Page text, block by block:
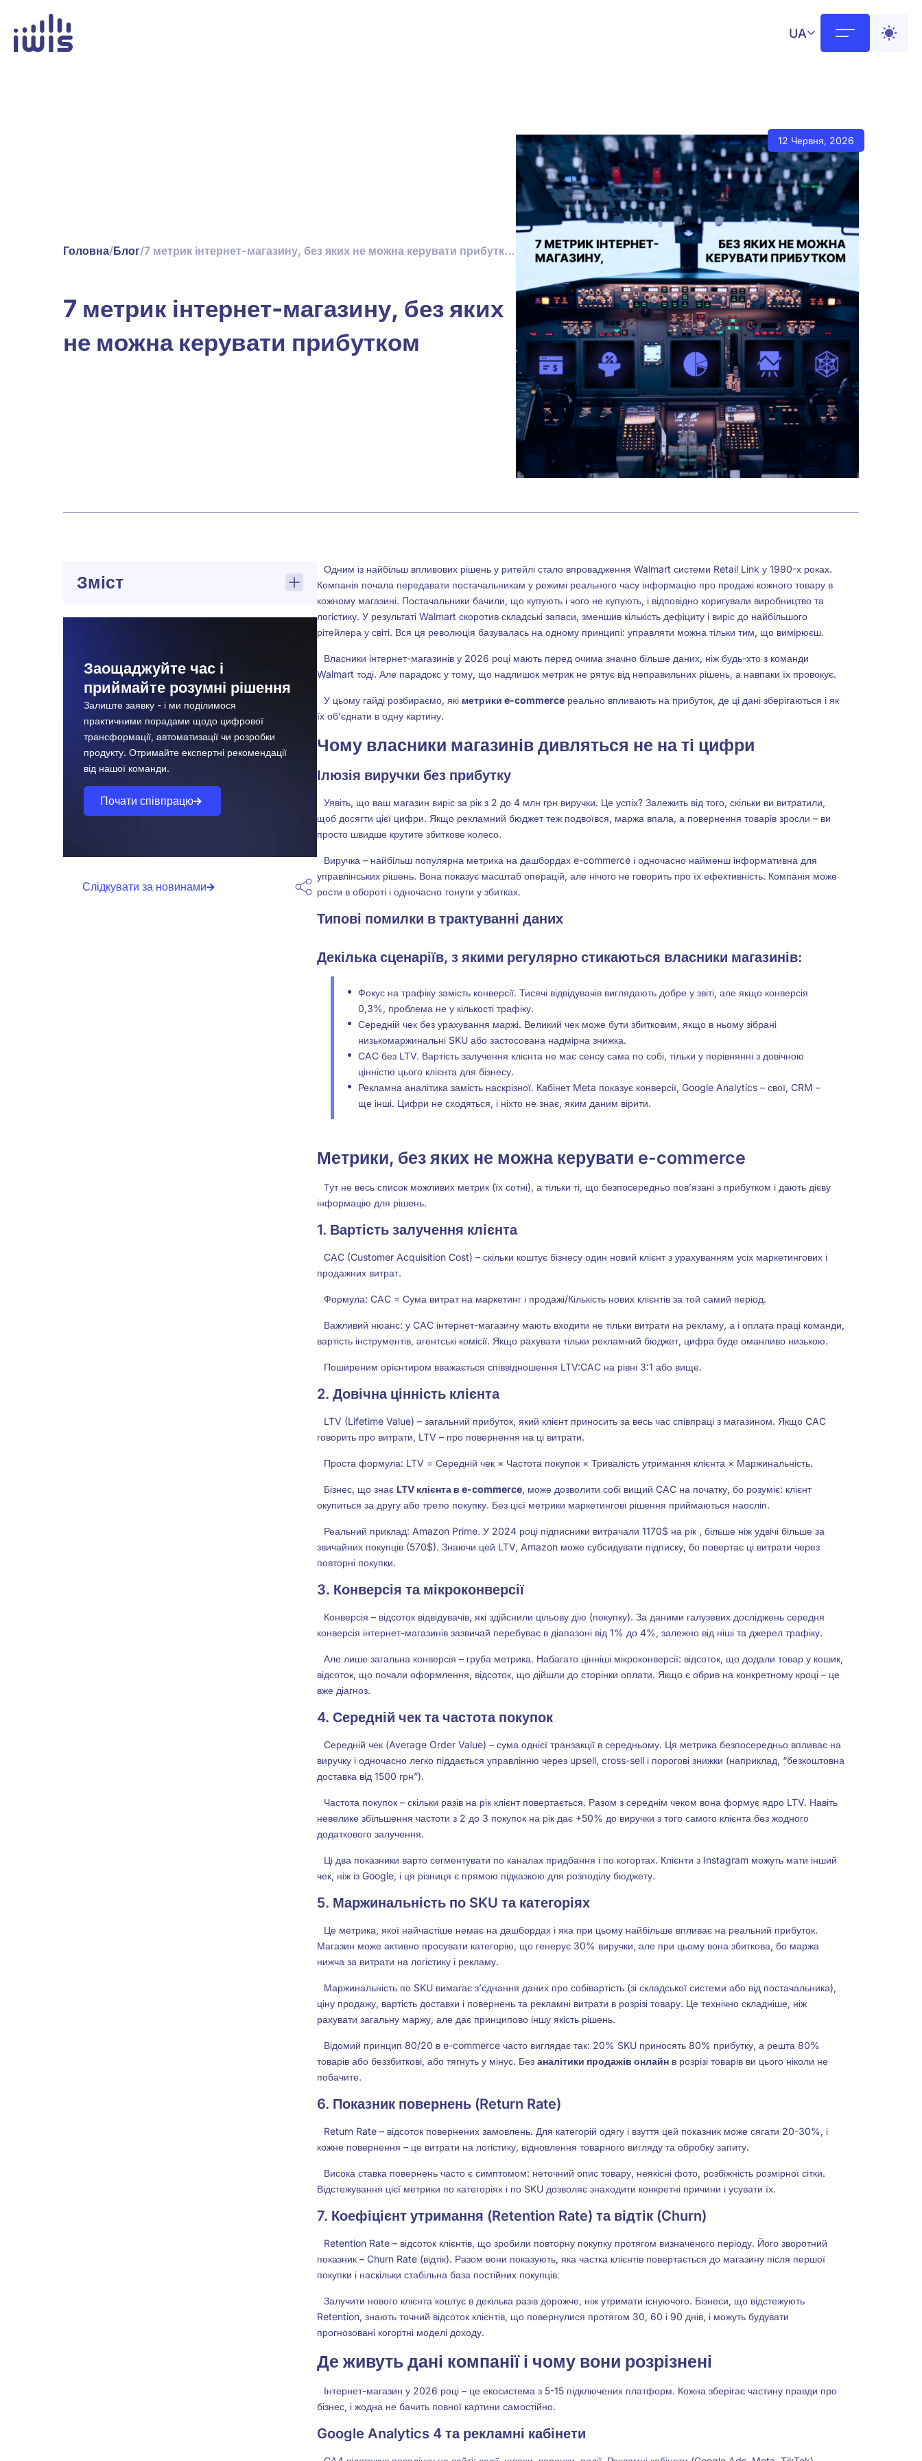
UA
Головна/Блог/ 7 метрик інтернет-магазину, без яких не можна керувати прибутком
7 метрик інтернет-магазину, без яких
не можна керувати прибутком
12 Червня, 2026
Одним із найбільш впливових рішень у ритейлі стало впровадження Walmart системи Retail Link у 1990-х роках.
Компанія почала передавати постачальникам у режимі реального часу інформацію про продажі кожного товару в
кожному магазині. Постачальники бачили, що купують і чого не купують, і відповідно коригували виробництво та
логістику. У результаті Walmart скоротив складські запаси, зменшив кількість дефіциту і виріс до найбільшого
рітейлера у світі. Вся ця революція базувалась на одному принципі: управляти можна тільки тим, що вимірюєш.
Власники інтернет-магазинів у 2026 році мають перед очима значно більше даних, ніж будь-хто з команди
Walmart тоді. Але парадокс у тому, що надлишок метрик не рятує від неправильних рішень, а навпаки їх провокує.
У цьому гайді розбираємо, які метрики e-commerce реально впливають на прибуток, де ці дані зберігаються і як
їх об’єднати в одну картину.
Чому власники магазинів дивляться не на ті цифри
Ілюзія виручки без прибутку
Уявіть, що ваш магазин виріс за рік з 2 до 4 млн грн виручки. Це успіх? Залежить від того, скільки ви витратили,
щоб досягти цієї цифри. Якщо рекламний бюджет теж подвоївся, маржа впала, а повернення товарів зросли – ви
просто швидше крутите збиткове колесо.
Виручка – найбільш популярна метрика на дашбордах e-commerce і одночасно найменш інформативна для
управлінських рішень. Вона показує масштаб операцій, але нічого не говорить про їх ефективність. Компанія може
рости в обороті і одночасно тонути у збитках.
Типові помилки в трактуванні даних
Декілька сценаріїв, з якими регулярно стикаються власники магазинів:
Фокус на трафіку замість конверсії. Тисячі відвідувачів виглядають добре у звіті, але якщо конверсія
0,3%, проблема не у кількості трафіку.
Середній чек без урахування маржі. Великий чек може бути збитковим, якщо в ньому зібрані
низькомаржинальні SKU або застосована надмірна знижка.
CAC без LTV. Вартість залучення клієнта не має сенсу сама по собі, тільки у порівнянні з довічною
цінністю цього клієнта для бізнесу.
Рекламна аналітика замість наскрізної. Кабінет Meta показує конверсії, Google Analytics – свої, CRM –
ще інші. Цифри не сходяться, і ніхто не знає, яким даним вірити.
Метрики, без яких не можна керувати e-commerce
Тут не весь список можливих метрик (їх сотні), а тільки ті, що безпосередньо пов’язані з прибутком і дають дієву
інформацію для рішень.
1. Вартість залучення клієнта
CAC (Customer Acquisition Cost) – скільки коштує бізнесу один новий клієнт з урахуванням усіх маркетингових і
продажних витрат.
Формула: CAC = Сума витрат на маркетинг і продажі/Кількість нових клієнтів за той самий період.
Важливий нюанс: у CAC інтернет-магазину мають входити не тільки витрати на рекламу, а і оплата праці команди,
вартість інструментів, агентські комісії. Якщо рахувати тільки рекламний бюджет, цифра буде оманливо низькою.
Поширеним орієнтиром вважається співвідношення LTV:CAC на рівні 3:1 або вище.
2. Довічна цінність клієнта
LTV (Lifetime Value) – загальний прибуток, який клієнт приносить за весь час співпраці з магазином. Якщо CAC
говорить про витрати, LTV – про повернення на ці витрати.
Проста формула: LTV = Середній чек × Частота покупок × Тривалість утримання клієнта × Маржинальність.
Бізнес, що знає LTV клієнта в e-commerce, може дозволити собі вищий CAC на початку, бо розуміє: клієнт
окупиться за другу або третю покупку. Без цієї метрики маркетингові рішення приймаються наосліп.
Реальний приклад: Amazon Prime. У 2024 році підписники витрачали 1170$ на рік , більше ніж удвічі більше за
звичайних покупців (570$). Знаючи цей LTV, Amazon може субсидувати підписку, бо повертає ці витрати через
повторні покупки.
3. Конверсія та мікроконверсії
Конверсія – відсоток відвідувачів, які здійснили цільову дію (покупку). За даними галузевих досліджень середня
конверсія інтернет-магазинів зазвичай перебуває в діапазоні від 1% до 4%, залежно від ніші та джерел трафіку.
Але лише загальна конверсія – груба метрика. Набагато цінніші мікроконверсії: відсоток, що додали товар у кошик,
відсоток, що почали оформлення, відсоток, що дійшли до сторінки оплати. Якщо є обрив на конкретному кроці – це
вже діагноз.
4. Середній чек та частота покупок
Середній чек (Average Order Value) – сума однієї транзакції в середньому. Ця метрика безпосередньо впливає на
виручку і одночасно легко піддається управлінню через upsell, cross-sell і порогові знижки (наприклад, “безкоштовна
доставка від 1500 грн”).
Частота покупок – скільки разів на рік клієнт повертається. Разом з середнім чеком вона формує ядро LTV. Навіть
невелике збільшення частоти з 2 до 3 покупок на рік дає +50% до виручки з того самого клієнта без жодного
додаткового залучення.
Ці два показники варто сегментувати по каналах придбання і по когортах. Клієнти з Instagram можуть мати інший
чек, ніж із Google, і ця різниця є прямою підказкою для розподілу бюджету.
5. Маржинальність по SKU та категоріях
Це метрика, якої найчастіше немає на дашбордах і яка при цьому найбільше впливає на реальний прибуток.
Магазин може активно просувати категорію, що генерує 30% виручки, але при цьому вона збиткова, бо маржа
нижча за витрати на логістику і рекламу.
Маржинальність по SKU вимагає з’єднання даних про собівартість (зі складської системи або від постачальника),
ціну продажу, вартість доставки і повернень та рекламні витрати в розрізі товару. Це технічно складніше, ніж
рахувати загальну маржу, але дає принципово іншу якість рішень.
Відомий принцип 80/20 в e-commerce часто виглядає так: 20% SKU приносять 80% прибутку, а решта 80%
товарів або беззбиткові, або тягнуть у мінус. Без аналітики продажів онлайн в розрізі товарів ви цього ніколи не
побачите.
6. Показник повернень (Return Rate)
Return Rate – відсоток повернених замовлень. Для категорій одягу і взуття цей показник може сягати 20-30%, і
кожне повернення – це витрати на логістику, відновлення товарного вигляду та обробку запиту.
Висока ставка повернень часто є симптомом: неточний опис товару, неякісні фото, розбіжність розмірної сітки.
Відстежування цієї метрики по категоріях і по SKU дозволяє знаходити конкретні причини і усувати їх.
7. Коефіцієнт утримання (Retention Rate) та відтік (Churn)
Retention Rate – відсоток клієнтів, що зробили повторну покупку протягом визначеного періоду. Його зворотний
показник – Churn Rate (відтік). Разом вони показують, яка частка клієнтів повертається до магазину після першої
покупки і наскільки стабільна база постійних покупців.
Залучити нового клієнта коштує в декілька разів дорожче, ніж утримати існуючого. Бізнеси, що відстежують
Retention, знають точний відсоток клієнтів, що повернулися протягом 30, 60 і 90 днів, і можуть будувати
прогнозовані когортні моделі доходу.
Де живуть дані компанії і чому вони розрізнені
Інтернет-магазин у 2026 році – це екосистема з 5-15 підключених платформ. Кожна зберігає частину правди про
бізнес, і жодна не бачить повної картини самостійно.
Google Analytics 4 та рекламні кабінети
Зміст
не на ті цифри
Типові помилки в трактуванні даних
Декілька сценаріїв, з якими
регулярно стикаються власники
магазинів:
Метрики, без яких не можна
керувати e-commerce
1. Вартість залучення клієнта
3. Конверсія та мікроконверсії
4. Середній чек та частота покупок
Заощаджуйте час і
приймайте розумні рішення
Залиште заявку - і ми поділимося
практичними порадами щодо цифрової
трансформації, автоматизації чи розробки
продукту. Отримайте експертні рекомендації
від нашої команди.
Почати співпрацю
Слідкувати за новинами